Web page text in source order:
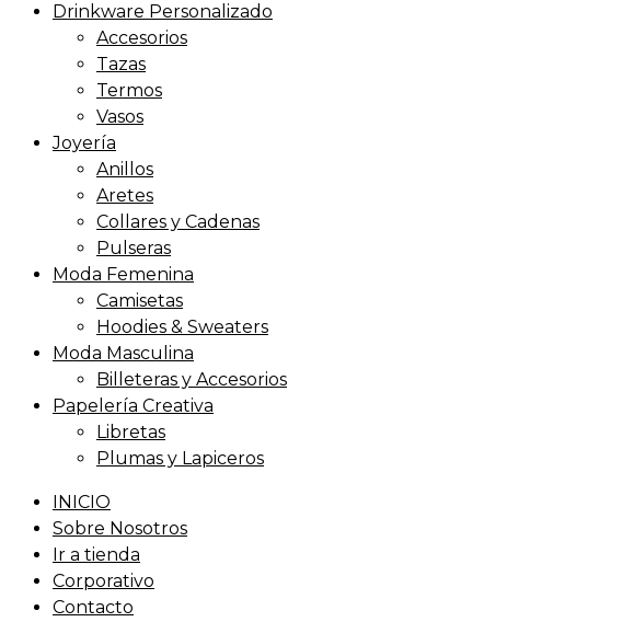
Drinkware Personalizado
Accesorios
Tazas
Termos
Vasos
Joyería
Anillos
Aretes
Collares y Cadenas
Pulseras
Moda Femenina
Camisetas
Hoodies & Sweaters
Moda Masculina
Billeteras y Accesorios
Papelería Creativa
Libretas
Plumas y Lapiceros
INICIO
Sobre Nosotros
Ir a tienda
Corporativo
Contacto